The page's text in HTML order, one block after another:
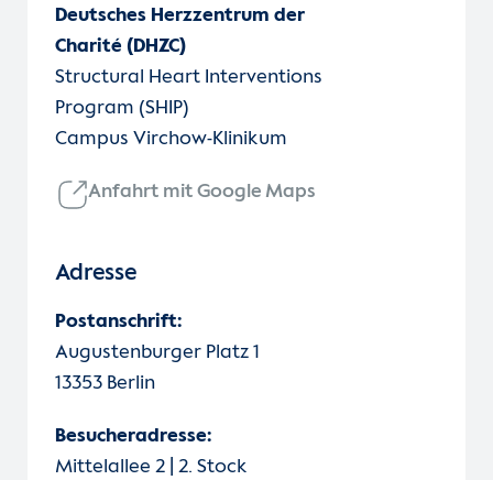
Deutsches Herzzentrum der
Charité (DHZC)
Structural Heart Interventions
Program (SHIP)
Campus Virchow-Klinikum
Anfahrt mit Google Maps
Adresse
Postanschrift:
Augustenburger Platz 1
13353 Berlin
Besucheradresse:
Mittelallee 2 | 2. Stock